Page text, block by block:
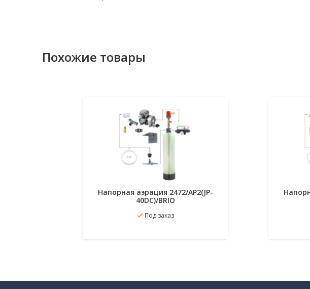
Похожие товары
Напорная аэрация 2472/AP2(JP-
40DC)/BRIO
Под заказПодробнее